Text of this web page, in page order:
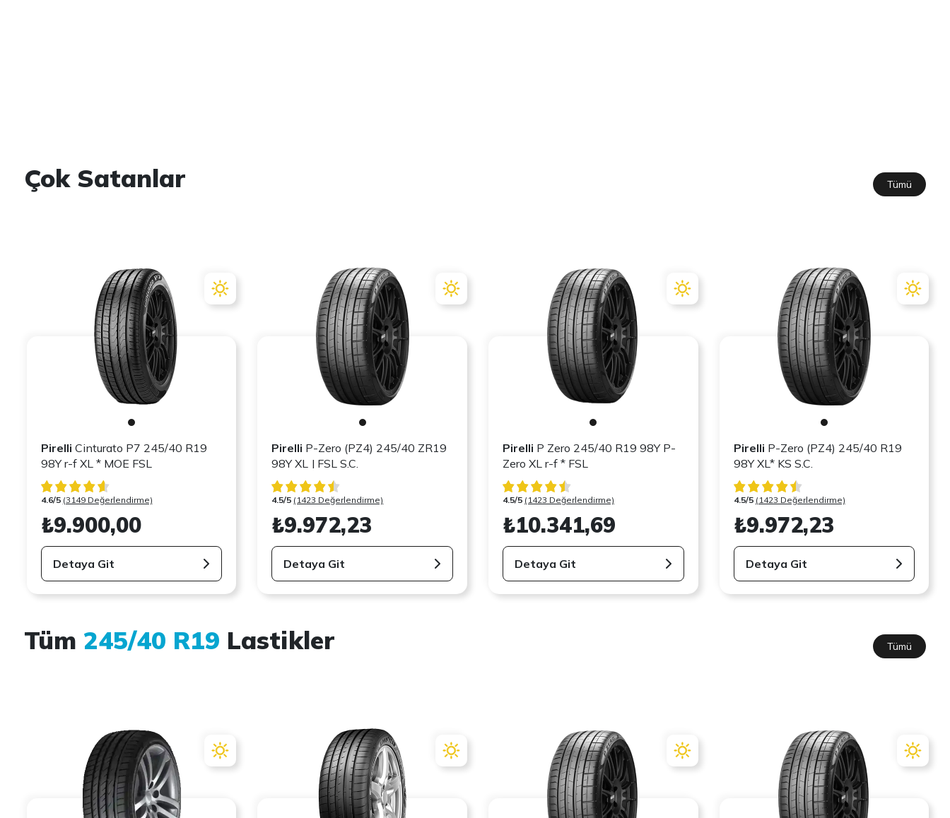
Çok Satanlar Tümü
Pirelli Cinturato P7 245/40 R19
98Y r-f XL * MOE FSL
4.6/5 (3149 Değerlendirme)
₺9.900,00
Detaya Git
Pirelli P-Zero (PZ4) 245/40 ZR19
98Y XL J FSL S.C.
4.5/5 (1423 Değerlendirme)
₺9.972,23
Detaya Git
Pirelli P Zero 245/40 R19 98Y P-
Zero XL r-f * FSL
4.5/5 (1423 Değerlendirme)
₺10.341,69
Detaya Git
Pirelli P-Zero (PZ4) 245/40 R19
98Y XL* KS S.C.
4.5/5 (1423 Değerlendirme)
₺9.972,23
Detaya Git
Tüm 245/40 R19 Lastikler Tümü